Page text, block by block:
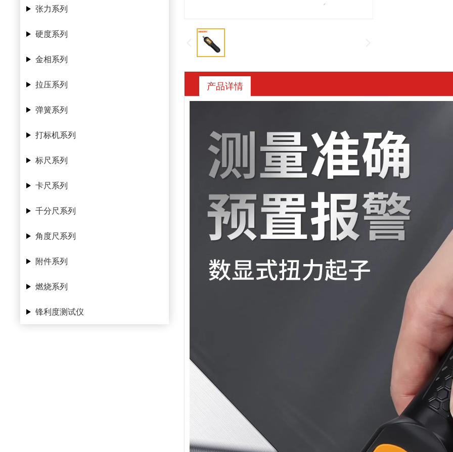
张力系列
硬度系列
金相系列
拉压系列
弹簧系列
打标机系列
标尺系列
卡尺系列
千分尺系列
角度尺系列
附件系列
燃烧系列
锋利度测试仪
产品详情